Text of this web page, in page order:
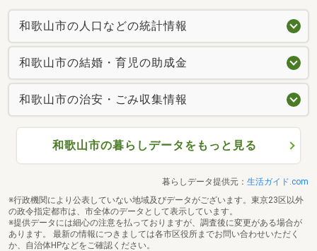
和歌山市の人口などの統計情報
和歌山市の結婚・育児の助成金
和歌山市の治安・ごみ収集情報
和歌山市の暮らしデータをもっと見る
暮らしデータ提供元： 生活ガイド.com
※行政機関により公表していない地域及びデータがございます。東京23区以外
の政令指定都市は、市全体のデータとして表示しています。
※提供データには細心の注意を払っておりますが、調査後に変更がある場合が
あります。 最新の情報につきましては各市区役所までお問い合わせいただく
か、自治体HPなどをご確認ください。